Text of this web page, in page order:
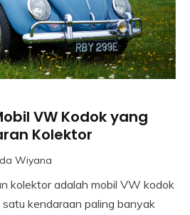
VW Kodok yang
Kolektor
Wiyana
kolektor adalah mobil VW kodok
kendaraan paling banyak